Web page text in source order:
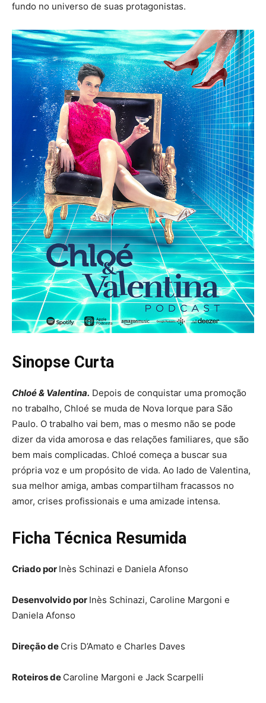
fundo no universo de suas protagonistas.
Sinopse Curta
Chloé & Valentina. Depois de conquistar uma promoção
no trabalho, Chloé se muda de Nova Iorque para São
Paulo. O trabalho vai bem, mas o mesmo não se pode
dizer da vida amorosa e das relações familiares, que são
bem mais complicadas. Chloé começa a buscar sua
própria voz e um propósito de vida. Ao lado de Valentina,
sua melhor amiga, ambas compartilham fracassos no
amor, crises profissionais e uma amizade intensa.
Ficha Técnica Resumida
Criado por Inès Schinazi e Daniela Afonso
Desenvolvido por Inès Schinazi, Caroline Margoni e
Daniela Afonso
Direção de Cris D’Amato e Charles Daves
Roteiros de Caroline Margoni e Jack Scarpelli